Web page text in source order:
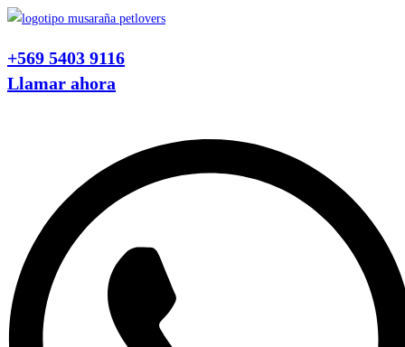
Ir
contenido
+569 5403 9116
Llamar ahora